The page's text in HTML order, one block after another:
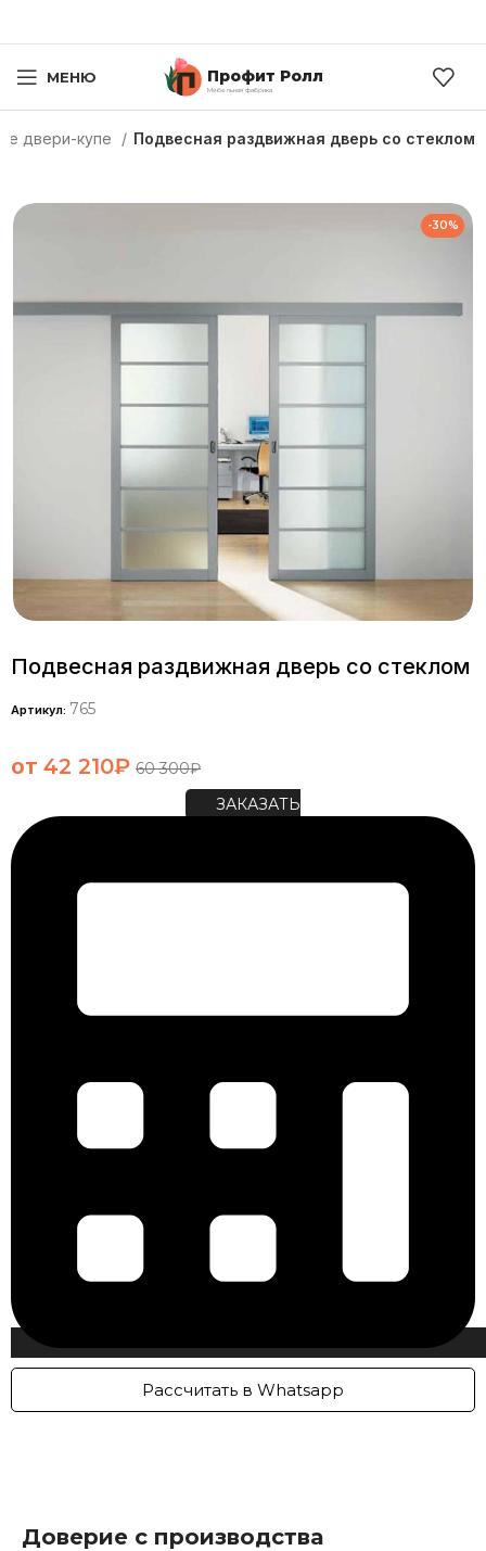
МЕНЮ Профит Ролл
Мебельная фабрика
двери-купе Подвесная раздвижная дверь со стеклом
-30%
Подвесная раздвижная дверь со стеклом
Артикул: 765
от 42 210₽ 60 300₽
ЗАКАЗАТЬ
Рассчитать в Whatsapp
Доверие с производства